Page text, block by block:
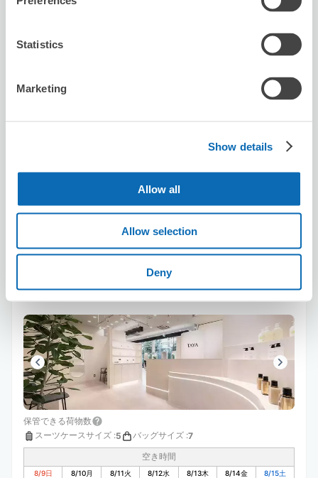
Statistics
Marketing
Show details
Allow all
Allow selection
Deny
保管できる荷物数
8/14金 8/15
本日の営業時間: 10:00〜19:00
保管できる荷物数
スーツケースサイズ :5 バッグサイズ :7
空き時間
8/9日 8/10月 8/11火 8/12水 8/13木 8/14金 8/15土